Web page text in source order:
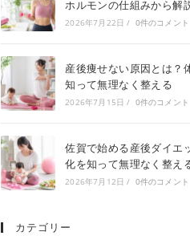
ホルモンの仕組みから解
2026年7月22日 / 0件のコメント
産後痩せない原因とは？
知って無理なく整える
2026年7月15日 / 0件のコメント
佐賀で始める産後ダイエ
化を知って無理なく整え
2026年7月12日 / 0件のコメント
カテゴリー